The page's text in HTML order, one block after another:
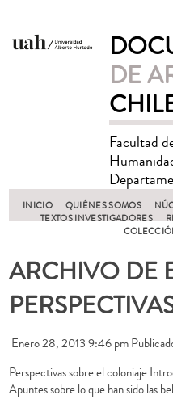
DE
Facultad
INICIO QUIÉNES SOMOS
TEXTOS INVESTIGADORES
ARCHIVO DE
Enero 28, 2013 9:46 pm
Perspectivas sobre el coloniaje
Apuntes sobre lo que han sido las